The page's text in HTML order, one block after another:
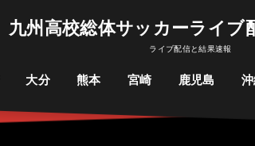
九州高校総体サッカーライブ
ライブ配信と結果速報
大分 熊本 宮崎 鹿児島